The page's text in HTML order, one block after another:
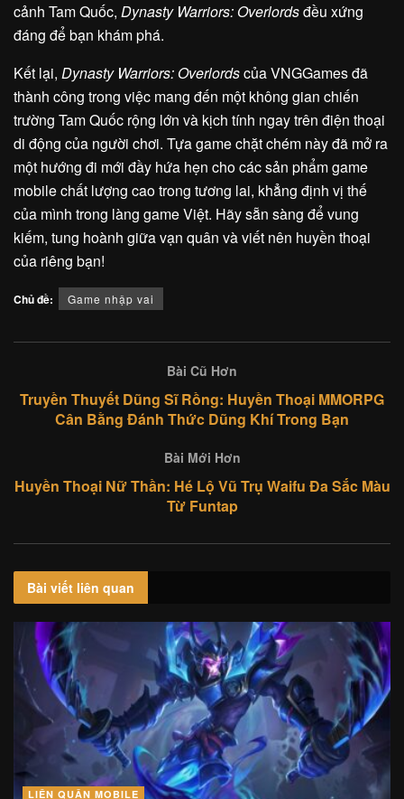
cảnh Tam Quốc, Dynasty Warriors: Overlordsđều xứng
đáng để bạn khám phá.
Kết lại, Dynasty Warriors: Overlordscủa VNGGames đã
thành công trong việc mang đến một không gian chiến
trường Tam Quốc rộng lớn và kịch tính ngay trên điện thoại
di động của người chơi. Tựa game chặt chém này đã mở ra
một hướng đi mới đầy hứa hẹn cho các sản phẩm game
mobile chất lượng cao trong tương lai, khẳng định vị thế
của mình trong làng game Việt. Hãy sẵn sàng để vung
kiếm, tung hoành giữa vạn quân và viết nên huyền thoại
của riêng bạn!
Chủ đề: Game nhập vai
Bài Cũ Hơn
Truyền Thuyết Dũng Sĩ Rồng: Huyền Thoại MMORPG
Cân Bằng Đánh Thức Dũng Khí Trong Bạn
Bài Mới Hơn
Huyền Thoại Nữ Thần: Hé Lộ Vũ Trụ Waifu Đa Sắc Màu
Từ Funtap
Bài viết liên quan
LIÊN QUÂN MOBILE